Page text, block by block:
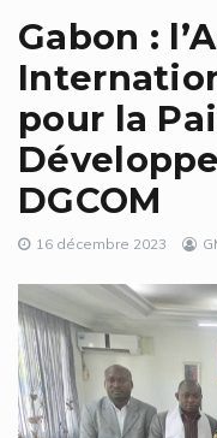
Gabon :
pour la
DGCOM
16 décembre 2023